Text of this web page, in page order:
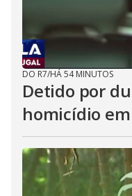
DO R7/HÁ 54 MINUTOS
Detido por
homicídio